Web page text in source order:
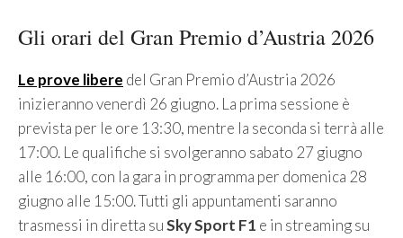
Gli orari del Gran Premio d’Austria 2026
Le prove libere del Gran Premio d’Austria 2026
inizieranno venerdì 26 giugno. La prima sessione è
prevista per le ore 13:30, mentre la seconda si terrà alle
17:00. Le qualifiche si svolgeranno sabato 27 giugno
alle 16:00, con la gara in programma per domenica 28
giugno alle 15:00. Tutti gli appuntamenti saranno
trasmessi in diretta suSky Sport F1 e in streaming su